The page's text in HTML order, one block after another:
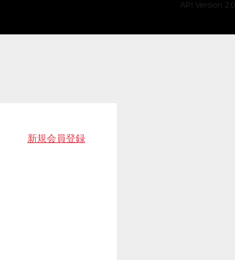
API Version 2.0
新規会員登録